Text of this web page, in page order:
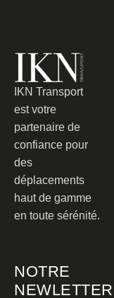
IKN Transport
est votre
partenaire de
confiance pour
des
déplacements
haut de gamme
en toute sérénité.
NOTRE
NEWLETTER